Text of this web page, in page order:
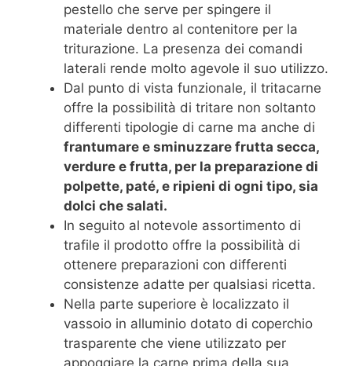
pestello che serve per spingere il
materiale dentro al contenitore per la
triturazione. La presenza dei comandi
laterali rende molto agevole il suo utilizzo.
Dal punto di vista funzionale, il tritacarne
offre la possibilità di tritare non soltanto
differenti tipologie di carne ma anche di
frantumare e sminuzzare frutta secca,
verdure e frutta, per la preparazione di
polpette, paté, e ripieni di ogni tipo, sia
dolci che salati.
In seguito al notevole assortimento di
trafile il prodotto offre la possibilità di
ottenere preparazioni con differenti
consistenze adatte per qualsiasi ricetta.
Nella parte superiore è localizzato il
vassoio in alluminio dotato di coperchio
trasparente che viene utilizzato per
appoggiare la carne prima della sua